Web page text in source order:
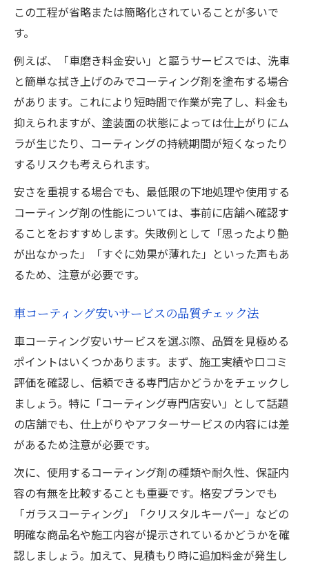
この工程が省略または簡略化されていることが多いで
す。
例えば、「車磨き料金安い」と謳うサービスでは、洗車
と簡単な拭き上げのみでコーティング剤を塗布する場合
があります。これにより短時間で作業が完了し、料金も
抑えられますが、塗装面の状態によっては仕上がりにム
ラが生じたり、コーティングの持続期間が短くなったり
するリスクも考えられます。
安さを重視する場合でも、最低限の下地処理や使用する
コーティング剤の性能については、事前に店舗へ確認す
ることをおすすめします。失敗例として「思ったより艶
が出なかった」「すぐに効果が薄れた」といった声もあ
るため、注意が必要です。
車コーティング安いサービスの品質チェック法
車コーティング安いサービスを選ぶ際、品質を見極める
ポイントはいくつかあります。まず、施工実績や口コミ
評価を確認し、信頼できる専門店かどうかをチェックし
ましょう。特に「コーティング専門店安い」として話題
の店舗でも、仕上がりやアフターサービスの内容には差
があるため注意が必要です。
次に、使用するコーティング剤の種類や耐久性、保証内
容の有無を比較することも重要です。格安プランでも
「ガラスコーティング」「クリスタルキーパー」などの
明確な商品名や施工内容が提示されているかどうかを確
認しましょう。加えて、見積もり時に追加料金が発生し